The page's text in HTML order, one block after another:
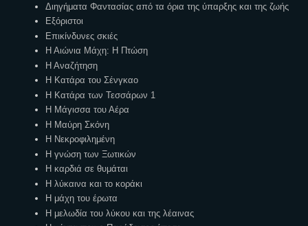
Διηγήματα Φαντασίας από τα όρια της ύπαρξης και της ζωής
Εξόριστοι
Επικίνδυνες σκιές
Η Αιώνια Μάχη: Η Πτώση
Η Αναζήτηση
Η Κατάρα του Σένγκαο
Η Κατάρα των Τεσσάρων 1
Η Μάγισσα του Αέρα
Η Μαύρη Σκόνη
Η Νεκροφιλημένη
Η γνώση των Ξωτικών
Η καρδιά σε θυμάται
Η λύκαινα και το κοράκι
Η μάχη του έρωτα
Η μελωδία του λύκου και της λέαινας